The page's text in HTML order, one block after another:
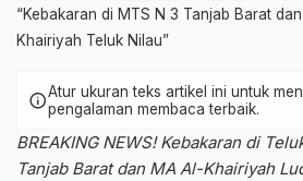
“Kebakaran di MTS N 3 Tanjab Barat
Khairiyah Teluk Nilau”
infoAtur ukuran teks artikel ini untuk
pengalaman membaca terbaik.
BREAKING NEWS! Kebakaran di
Tanjab Barat dan MA Al-Khairiyah